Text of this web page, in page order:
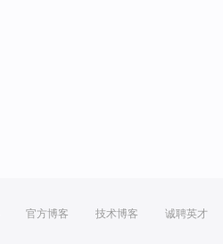
官方博客 技术博客 诚聘英才